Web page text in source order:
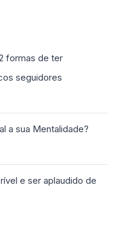
formas de ter
seguidores
a sua Mentalidade?
e ser aplaudido de